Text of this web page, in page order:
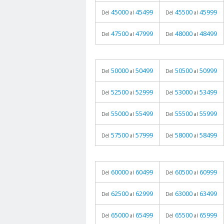
Del 45000 al 45499 Del 45500 al 45999
Del 47500 al 47999 Del 48000 al 48499
Del 50000 al 50499 Del 50500 al 50999
Del 52500 al 52999 Del 53000 al 53499
Del 55000 al 55499 Del 55500 al 55999
Del 57500 al 57999 Del 58000 al 58499
Del 60000 al 60499 Del 60500 al 60999
Del 62500 al 62999 Del 63000 al 63499
Del 65000 al 65499 Del 65500 al 65999